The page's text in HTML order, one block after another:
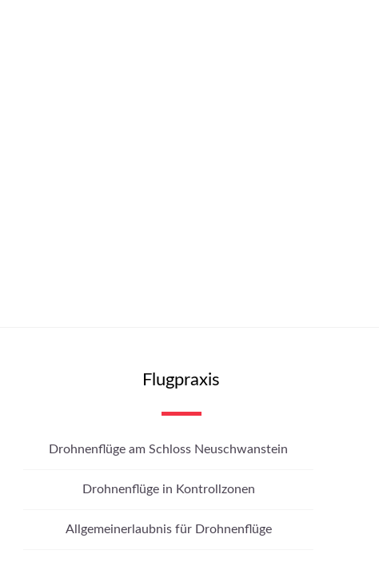
Flugpraxis
Drohnenflüge am Schloss Neuschwanstein
Drohnenflüge in Kontrollzonen
Allgemeinerlaubnis für Drohnenflüge